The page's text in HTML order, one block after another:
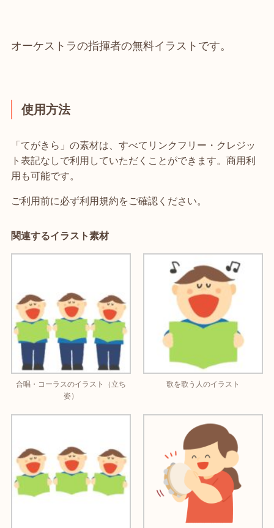
オーケストラの指揮者の無料イラストです。
使用方法
「てがきら」の素材は、すべてリンクフリー・クレジッ
ト表記なしで利用していただくことができます。商用利
用も可能です。
ご利用前に必ず利用規約をご確認ください。
関連するイラスト素材
合唱・コーラスのイラスト（立ち
姿）
歌を歌う人のイラスト